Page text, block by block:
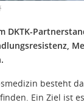
DKTK-
besteht
Ein Ziel ist